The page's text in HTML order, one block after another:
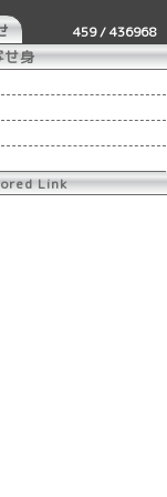
459 / 436968
せ身
Link